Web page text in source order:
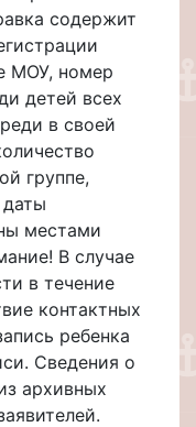
содержит
МОУ, номер
детей всех
в своей
группе,
местами
В случае
в течение
контактных
ребенка
Сведения о
архивных